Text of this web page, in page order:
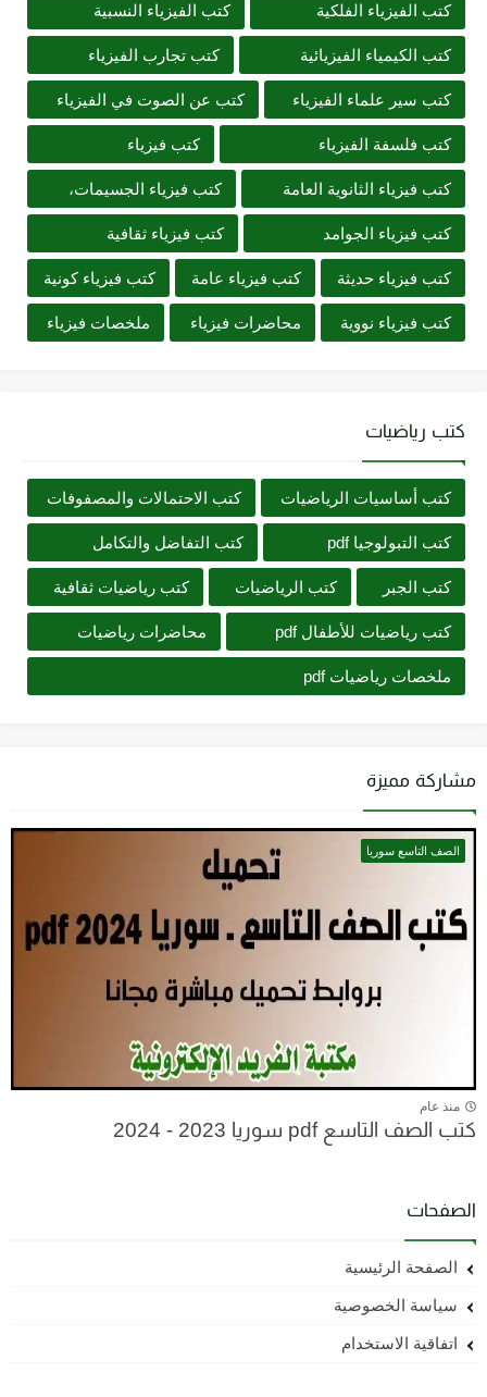
كتب الفيزياء الفلكية كتب الفيزياء النسبية
كتب الكيمياء الفيزيائية كتب تجارب الفيزياء
كتب سير علماء الفيزياء كتب عن الصوت في الفيزياء
كتب فلسفة الفيزياء كتب فيزياء
كتب فيزياء الثانوية العامة كتب فيزياء الجسيمات،
كتب فيزياء الجوامد كتب فيزياء ثقافية
كتب فيزياء حديثة كتب فيزياء عامة كتب فيزياء كونية
كتب فيزياء نووية محاضرات فيزياء ملخصات فيزياء
كتب رياضيات
كتب أساسيات الرياضيات كتب الاحتمالات والمصفوفات
كتب التبولوجيا pdf كتب التفاضل والتكامل
كتب الجبر كتب الرياضيات كتب رياضيات ثقافية
كتب رياضيات للأطفال pdf محاضرات رياضيات
ملخصات رياضيات pdf
مشاركة مميزة
الصف التاسع سوريا
منذ عام
كتب الصف التاسع pdf سوريا 2023 - 2024
الصفحات
الصفحة الرئيسية
سياسة الخصوصية
اتفاقية الاستخدام